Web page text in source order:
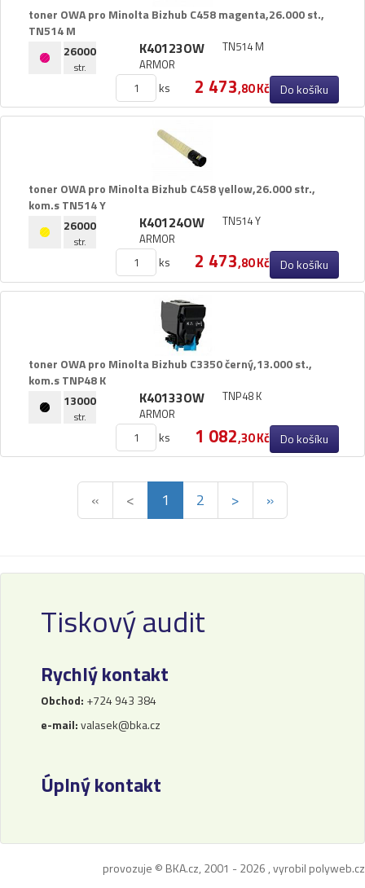
toner OWA pro Minolta Bizhub C458 magenta,​26.​000 st.​,​
TN514 M
26000
str.
K40123OW
ARMOR
TN514 M
ks 2 473,80 Kč Do košíku
toner OWA pro Minolta Bizhub C458 yellow,​26.​000 str.​,​
kom.​s TN514 Y
26000
str.
K40124OW
ARMOR
TN514 Y
ks 2 473,80 Kč Do košíku
toner OWA pro Minolta Bizhub C3350 černý,​13.​000 st.​,​
kom.​s TNP48 K
13000
str.
K40133OW
ARMOR
TNP48 K
ks 1 082,30 Kč Do košíku
« < 1 2 > »
Tiskový audit
Rychlý kontakt
Obchod: +724 943 384
e-mail:valasek@bka.cz
Úplný kontakt
provozuje © BKA.cz, 2001 - 2026 , vyrobil polyweb.cz